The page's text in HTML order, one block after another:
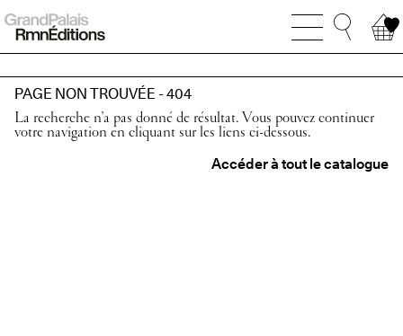
PAGE NON TROUVÉE - 404
La recherche n’a pas donné de résultat. Vous pouvez continuer
votre navigation en cliquant sur les liens ci-dessous.
Accéder à tout le catalogue